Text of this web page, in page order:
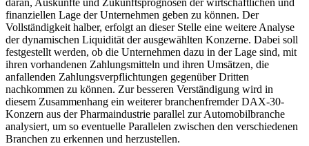
daran, Auskünfte und Zukunftsprognosen der wirtschaftlichen und
finanziellen Lage der Unternehmen geben zu können. Der
Vollständigkeit halber, erfolgt an dieser Stelle eine weitere Analyse
der dynamischen Liquidität der ausgewählten Konzerne. Dabei soll
festgestellt werden, ob die Unternehmen dazu in der Lage sind, mit
ihren vorhandenen Zahlungsmitteln und ihren Umsätzen, die
anfallenden Zahlungsverpflichtungen gegenüber Dritten
nachkommen zu können. Zur besseren Verständigung wird in
diesem Zusammenhang ein weiterer branchenfremder DAX-30-
Konzern aus der Pharmaindustrie parallel zur Automobilbranche
analysiert, um so eventuelle Parallelen zwischen den verschiedenen
Branchen zu erkennen und herzustellen.